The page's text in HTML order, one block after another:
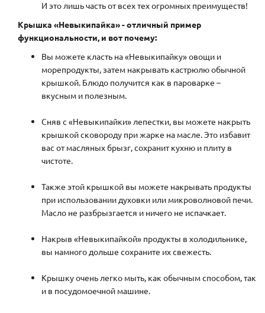
И это лишь часть от всех тех огромных преимуществ!
Крышка «Невыкипайка» - отличный пример
функциональности, и вот почему:
Вы можете класть на «Невыкипайку» овощи и
морепродукты, затем накрывать кастрюлю обычной
крышкой. Блюдо получится как в пароварке –
вкусным и полезным.
Сняв с «Невыкипайки» лепестки, вы можете накрыть
крышкой сковороду при жарке на масле. Это избавит
вас от масляных брызг, сохранит кухню и плиту в
чистоте.
Также этой крышкой вы можете накрывать продукты
при использовании духовки или микроволновой печи.
Масло не разбрызгается и ничего не испачкает.
Накрыв «Невыкипайкой» продукты в холодильнике,
вы намного дольше сохраните их свежесть.
Крышку очень легко мыть, как обычным способом, так
и в посудомоечной машине.